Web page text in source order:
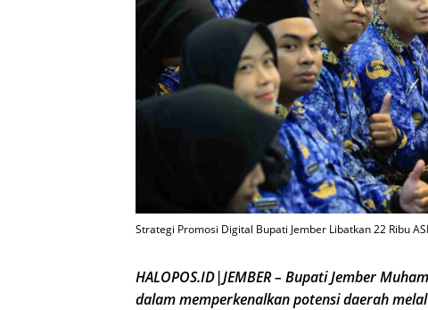
Strategi Promosi Digital Bupati Jember Libatkan 22 Ribu
HALOPOS.ID|JEMBER – Bupati Jember
dalam memperkenalkan potensi daerah